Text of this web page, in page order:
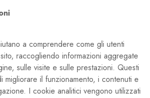
a comprendere come gli utenti
raccogliendo informazioni aggregate
sulle visite e sulle prestazioni. Questi
migliorare il funzionamento, i contenuti e
I cookie analitici vengono utilizzati